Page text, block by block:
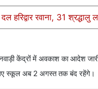
हरिद्वार रवाना, 31 श्रद्धालु
में अवकाश का आदेश जारी
लिए स्कूल अब 2 अगस्त तक बंद रहेंगे।